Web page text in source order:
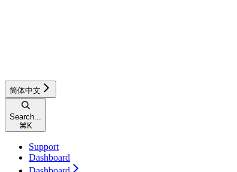
简体中文
Search...
⌘ K
Support
Dashboard